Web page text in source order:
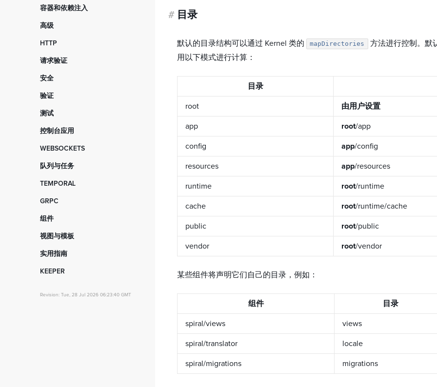
调度器
拦截器
数据库和 ORM
缓存
日志记录
脚手架
原型设计
容器和依赖注入
概述
自动装配
IOC 作用域
高级
静态内存
应用遥测
任务调度
通知
HTTP
入门指南
路由
中间件
Cookies
错误页面
拦截器
请求验证
入门指南
拦截器
从 2.x 版本迁移
安全
数据加密
验证
入门指南
Laravel 验证器
测试
入门指南
队列测试
邮件测试
控制台应用
入门指南
拦截器
WEBSOCKETS
入门指南
Centrifugo API
拦截器
队列与任务
入门指南
拦截器
TEMPORAL
入门指南
GRPC
入门指南
拦截器
组件
数据网格
存储与云分发
视图与模板
入门指南
实用指南
快速开始
基于 JWT 的身份验证
KEEPER
启动器
Revision: Tue, 28 Jul 2026 06:23:40 GMT
# 目录
默认的目录结构可以通过 Kernel 类的 mapDirectories
方法进行控制。默
用以下模式进行计算：
目录
root 由用户设置
app root/app
config app/config
resources app/resources
runtime root/runtime
cache root/runtime/cache
public root/public
vendor root/vendor
某些组件将声明它们自己的目录，例如：
组件 目录
spiral/views views
spiral/translator locale
spiral/migrations migrations